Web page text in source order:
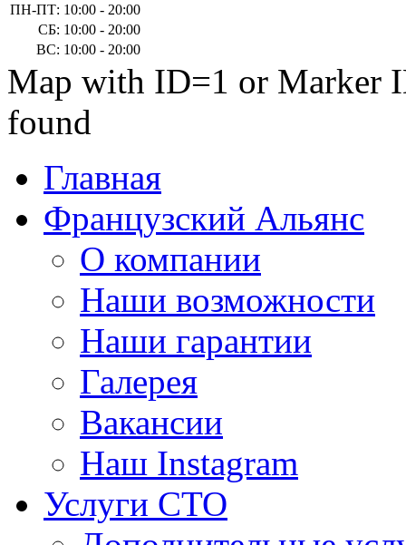
ПН-ПТ: 10:00 - 20:00
СБ: 10:00 - 20:00
ВС: 10:00 - 20:00
Map with ID=1 or Marker
found
Главная
Французский Альянс
О компании
Наши возможности
Наши гарантии
Галерея
Вакансии
Наш Instagram
Услуги СТО